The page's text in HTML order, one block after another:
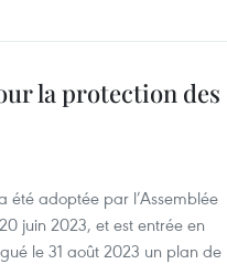
la protection des
été adoptée par l’Assemblée
juin 2023, et est entrée en
le 31 août 2023 un plan de